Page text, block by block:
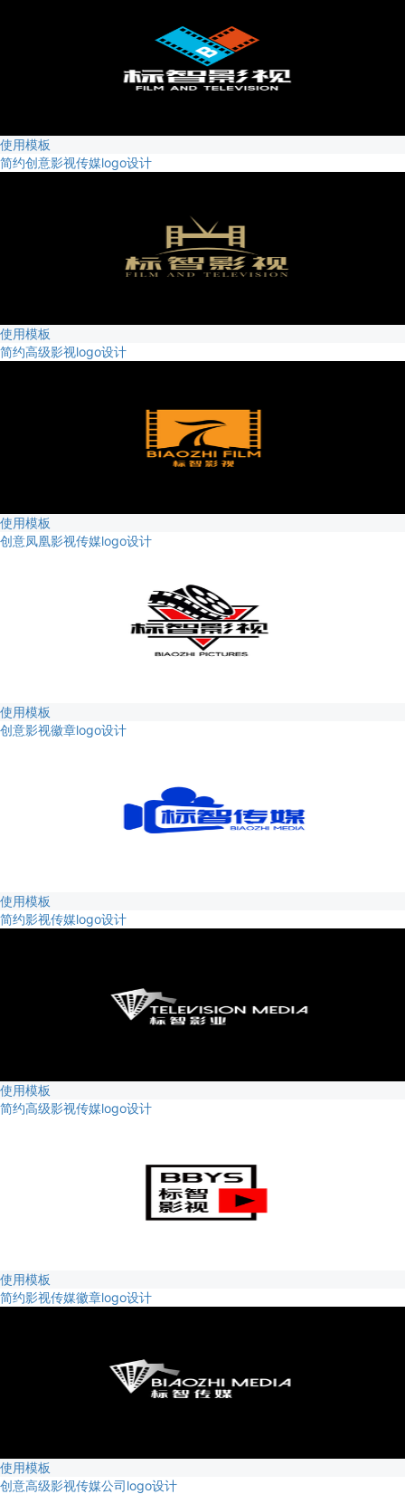
使用模板
简约创意影视传媒logo设计
使用模板
简约高级影视logo设计
使用模板
创意凤凰影视传媒logo设计
使用模板
创意影视徽章logo设计
使用模板
简约影视传媒logo设计
使用模板
简约高级影视传媒logo设计
使用模板
简约影视传媒徽章logo设计
使用模板
创意高级影视传媒公司logo设计